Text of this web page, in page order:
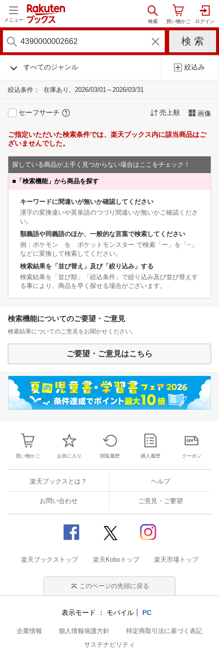
メニュー
すべてのジャンル 絞込み
絞込条件： 在庫あり 2026/03/01～2026/03/31
セーフサーチ 売上順 画像
ご指定いただいた検索条件では、楽天ブックス内に該当商品はご
ざいませんでした。
探している商品が上手く見つからない場合はここをチェック！
■ 「検索機能」から商品を探す
キーワードに間違いが無いか確認してください
漢字の変換違いや英単語のつづり間違いが無いかご確認くださ
い。
類義語や同義語のほか、一般的な言葉で検索してください
例：ポケモン を ポケットモンスター で検索「ー」を「−」
などに変換して検索してください。
検索結果を「並び替え」及び「絞り込み」する
検索結果を「並び順」「絞込条件」で絞り込み及び並び替えす
る事により、商品を早く探せる場合がございます。
検索機能についてのご要望・ご意見
検索結果についてのご意見をお聞かせください。
ご要望・ご意見はこちら
買い物かご お気に入り 閲覧履歴 購入履歴 クーポン
楽天ブックスとは？ ヘルプ
お問い合わせ ご意見・ご要望
楽天ブックストップ 楽天Koboトップ 楽天市場トップ
このページの先頭に戻る
表示モード モバイル PC
企業情報 個人情報保護方針
特定商取引法に基づく表記
サステナビリティ